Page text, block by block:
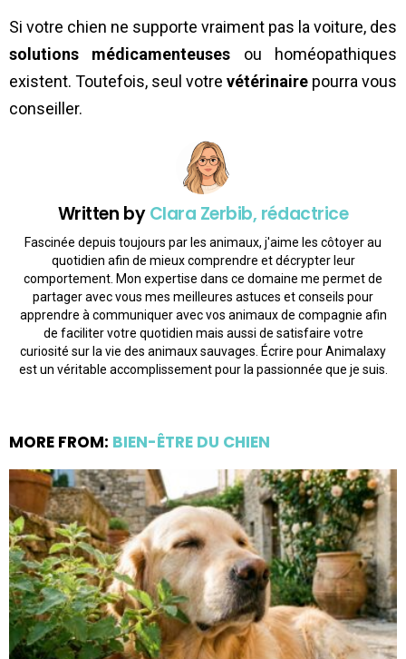
Si votre chien ne supporte vraiment pas la voiture, des
solutions médicamenteuses ou homéopathiques
existent. Toutefois, seul votre vétérinaire pourra vous
conseiller.
Written byClara Zerbib, rédactrice
Fascinée depuis toujours par les animaux, j'aime les côtoyer au
quotidien afin de mieux comprendre et décrypter leur
comportement. Mon expertise dans ce domaine me permet de
partager avec vous mes meilleures astuces et conseils pour
apprendre à communiquer avec vos animaux de compagnie afin
de faciliter votre quotidien mais aussi de satisfaire votre
curiosité sur la vie des animaux sauvages. Écrire pour Animalaxy
est un véritable accomplissement pour la passionnée que je suis.
MORE FROM: BIEN-ÊTRE DU CHIEN